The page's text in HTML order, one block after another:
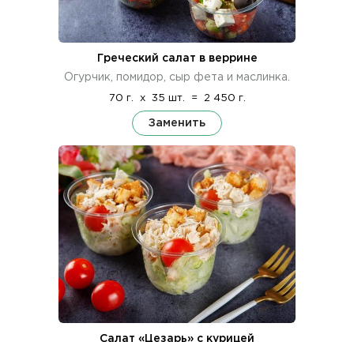
Греческий салат в веррине
Огурчик, помидор, сыр фета и маслинка.
70 г. x 35 шт. = 2 450 г.
Заменить
Салат «Цезарь» с курицей